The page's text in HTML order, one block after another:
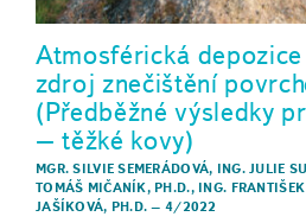
Atmosférická
zdroj znečištění
(Předběžné výsledky
– těžké kovy)
MGR. SILVIE SEMERÁDOVÁ, ING. JULIE
TOMÁŠ MIČANÍK, PH.D., ING.
JAŠÍKOVÁ, PH.D. –4/2022